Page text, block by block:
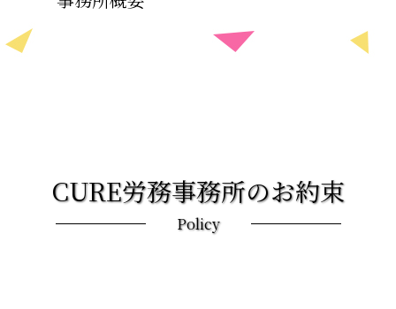
CURE労務事務所のお約束
Policy